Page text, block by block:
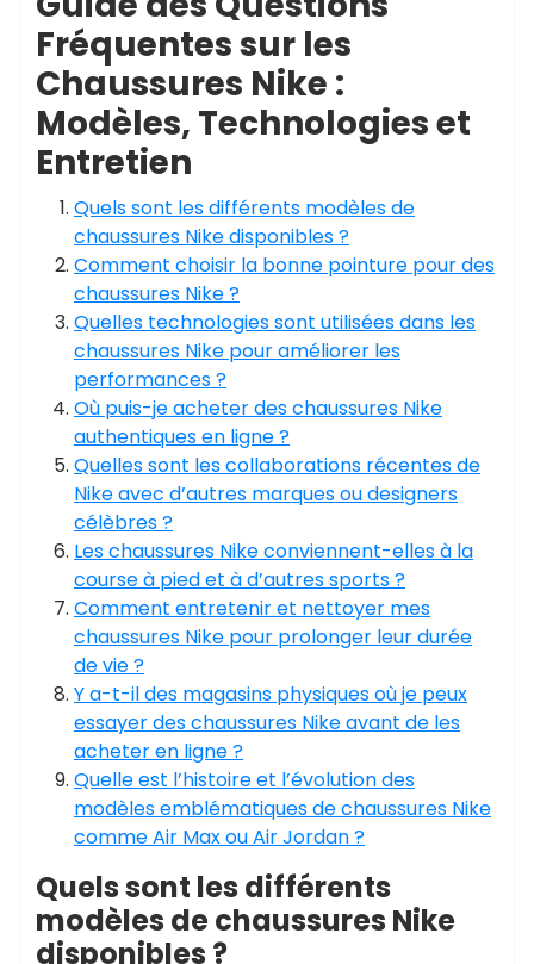
Fréquentes sur les
Chaussures Nike :
Modèles, Technologies et
Entretien
Quels sont les différents modèles de
chaussures Nike disponibles ?
Comment choisir la bonne pointure pour des
chaussures Nike ?
Quelles technologies sont utilisées dans les
chaussures Nike pour améliorer les
performances ?
Où puis-je acheter des chaussures Nike
authentiques en ligne ?
Quelles sont les collaborations récentes de
Nike avec d’autres marques ou designers
célèbres ?
Les chaussures Nike conviennent-elles à la
course à pied et à d’autres sports ?
Comment entretenir et nettoyer mes
chaussures Nike pour prolonger leur durée
de vie ?
Y a-t-il des magasins physiques où je peux
essayer des chaussures Nike avant de les
acheter en ligne ?
Quelle est l’histoire et l’évolution des
modèles emblématiques de chaussures Nike
comme Air Max ou Air Jordan ?
Quels sont les différents
modèles de chaussures Nike
disponibles ?